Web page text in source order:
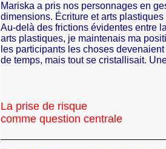
Mariska a pris nos personnages en
dimensions. Écriture et arts
Au-delà des frictions évidentes entre
arts plastiques, je maintenais ma
les participants les choses
de temps, mais tout se cristallisait.
La prise de risque
comme question centrale